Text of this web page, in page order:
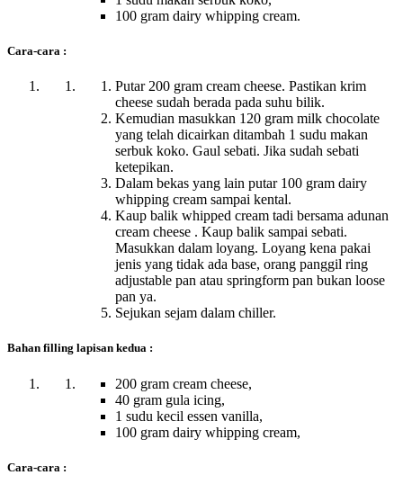
100 gram dairy whipping cream.
Cara-cara :
Putar 200 gram cream cheese. Pastikan krim
cheese sudah berada pada suhu bilik.
Kemudian masukkan 120 gram milk chocolate
yang telah dicairkan ditambah 1 sudu makan
serbuk koko. Gaul sebati. Jika sudah sebati
ketepikan.
Dalam bekas yang lain putar 100 gram dairy
whipping cream sampai kental.
Kaup balik whipped cream tadi bersama adunan
cream cheese . Kaup balik sampai sebati.
Masukkan dalam loyang. Loyang kena pakai
jenis yang tidak ada base, orang panggil ring
adjustable pan atau springform pan bukan loose
pan ya.
Sejukan sejam dalam chiller.
Bahan filling lapisan kedua :
200 gram cream cheese,
40 gram gula icing,
1 sudu kecil essen vanilla,
100 gram dairy whipping cream,
Cara-cara :